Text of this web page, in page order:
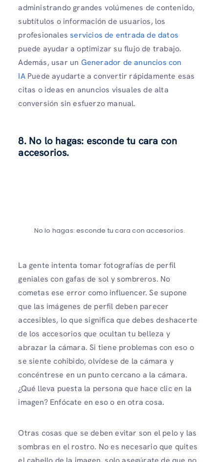
administrando grandes volúmenes de contenido,
subtítulos o información de usuarios, los
profesionalesservicios de entrada de datos
puede ayudar a optimizar su flujo de trabajo.
Además, usar un Generador de anuncios con
IAPuede ayudarte a convertir rápidamente esas
citas o ideas en anuncios visuales de alta
conversión sin esfuerzo manual.
8. No lo hagas: esconde tu cara con
accesorios.
No lo hagas: esconde tu cara con accesorios.
La gente intenta tomar fotografías de perfil
geniales con gafas de sol y sombreros. No
cometas ese error como influencer. Se supone
que las imágenes de perfil deben parecer
accesibles, lo que significa que debes deshacerte
de los accesorios que ocultan tu belleza y
abrazar la cámara. Si tiene problemas con eso o
se siente cohibido, olvídese de la cámara y
concéntrese en un punto cercano a la cámara.
¿Qué lleva puesta la persona que hace clic en la
imagen? Enfócate en eso o en otra cosa.
Otras cosas que se deben evitar son el pelo y las
sombras en el rostro. No es necesario que quites